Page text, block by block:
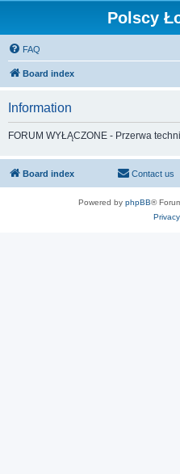
Polscy
FAQ
Board index
Information
FORUM WYŁĄCZONE - Przerwa
Board index Contact us
Powered by phpBB®
Privacy